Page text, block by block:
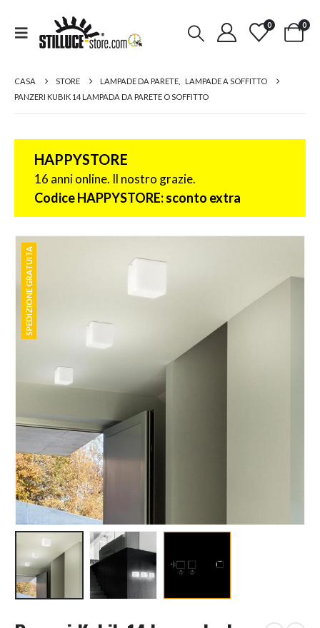
0 0
CASA STORE LAMPADE DA PARETE
LAMPADE A SOFFITTO
PANZERI KUBIK 14 LAMPADA DA PARETE O SOFFITTO
HAPPYSTORE
16 anni online. Il nostro grazie.
Codice HAPPYSTORE: sconto extra
SPEDIZIONE GRATUITA
SPEDIZIONE GRATUITA